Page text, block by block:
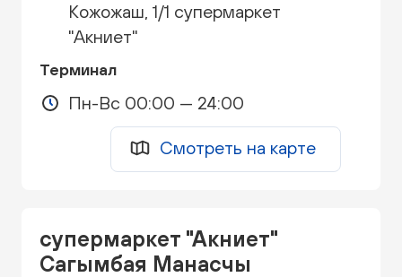
Кожожаш, 1/1 супермаркет
"Акниет"
Терминал
Пн-Вс 00:00 — 24:00
Смотреть на карте
супермаркет "Акниет"
Сагымбая Манасчы